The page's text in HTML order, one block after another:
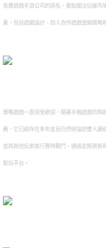
免費遊戲手游公司的排名，重點關注佔據市
素，包括遊戲設計、四人合作遊戲營銷策略
策略遊戲一直很受歡迎，隨著手機遊戲的
薦，它已經存在多年並且仍然很強勁雙人連
並與其他玩家進行實時戰鬥。通過定期更新
鬆玩平台。